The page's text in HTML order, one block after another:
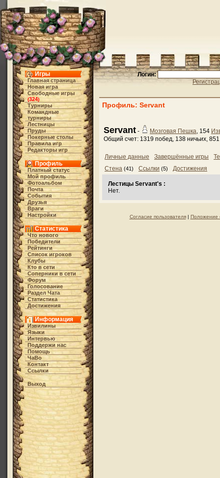
Игры
Главная страница
Новая игра
Свободные игры
(324)
Турниры
Командные
турниры
Лестницы
Пруды
Покерные столы
Правила игр
Редакторы игр
Профиль
Платный статус
Мой профиль
Фотоальбом
Почта
События
Друзья
Враги
Настройки
Статистика
Что нового
Победители
Рейтинги
Список игроков
Клубы
Кто в cети
Соперники в сети
Форум
Голосование
Раздел Чата
Статистика
Достижения
Информация
Извилины
Языки
Интервью
Поддержи нас
Помощь
ЧаВо
Контакт
Ссылки
Выход
Логин:
Профиль: Servant
Servant - Мозговая Пешка, 154
Общий счет: 1319 побед, 138 ничьих,
Личные данные Завершённые игры
Стена (41) Ссылки (5) Достижения
Лестицы Servant's :
Нет.
Согласие пользователя| Положение